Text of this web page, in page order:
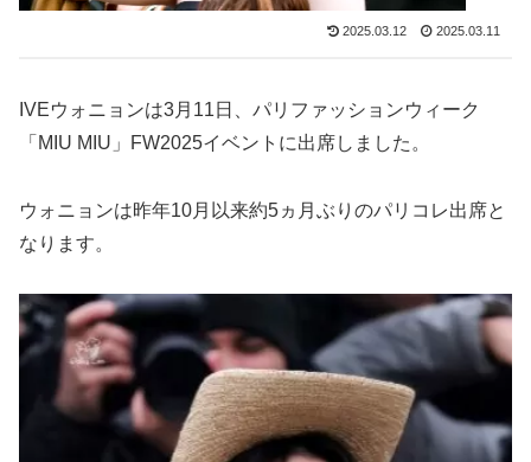
2025.03.12 2025.03.11
IVEウォニョンは3月11日、パリファッションウィーク
「MIU MIU」FW2025イベントに出席しました。
ウォニョンは昨年10月以来約5ヵ月ぶりのパリコレ出席と
なります。